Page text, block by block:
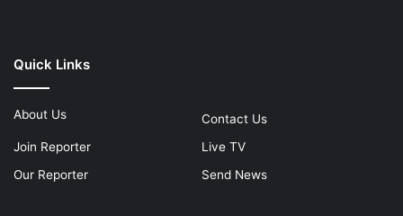
Quick Links
About Us
Contact Us
Join Reporter
Live TV
Our Reporter
Send News